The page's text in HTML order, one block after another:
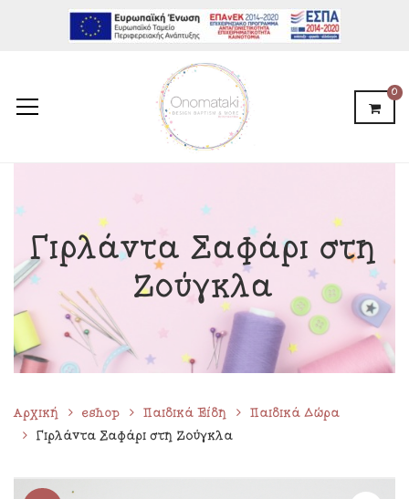
0
Γιρλάντα Σαφάρι στη
Ζούγκλα
Αρχική eshop Παιδικά Είδη
Παιδικά Δώρα
Γιρλάντα Σαφάρι στη Ζούγκλα